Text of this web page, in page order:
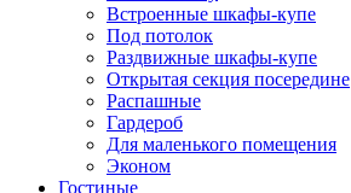
Встроенные шкафы-купе
Под потолок
Раздвижные шкафы-купе
Открытая секция посередине
Распашные
Гардероб
Для маленького помещения
Эконом
Гостиные